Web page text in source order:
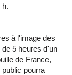
h.
à l'image des
5 heures d'un
de France,
pourra